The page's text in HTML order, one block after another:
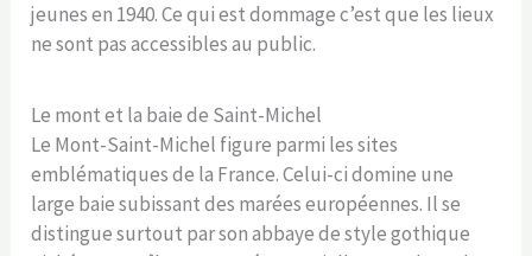
jeunes en 1940. Ce qui est dommage c’est que les lieux
ne sont pas accessibles au public.
Le mont et la baie de Saint-Michel
Le Mont-Saint-Michel figure parmi les sites
emblématiques de la France. Celui-ci domine une
large baie subissant des marées européennes. Il se
distingue surtout par son abbaye de style gothique